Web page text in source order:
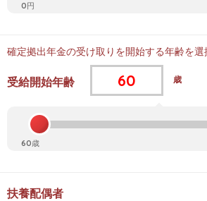
0円
確定拠出年金の受け取りを開始する年齢を選
受給開始年齢 歳
60歳
扶養配偶者